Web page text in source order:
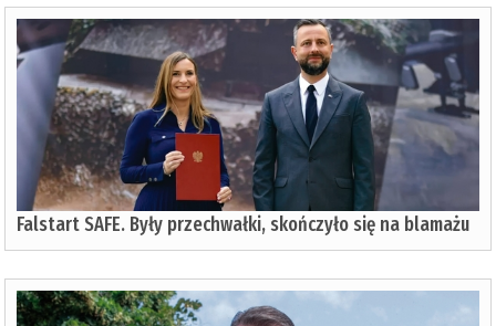
Falstart SAFE. Były przechwałki, skończyło się na blamażu